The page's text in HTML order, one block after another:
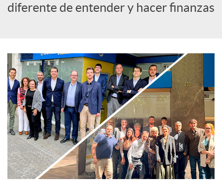
r
e
c
o
n
diferente de entender y hacer finanzas